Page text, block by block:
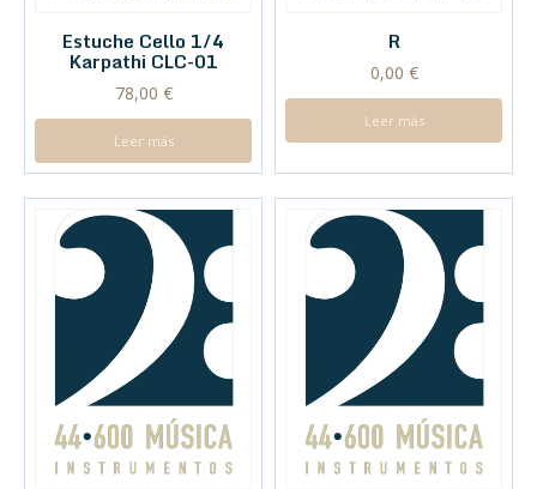
Estuche Cello 1/4
Karpathi CLC-01
78,00 €
Leer más
R
0,00 €
Leer más